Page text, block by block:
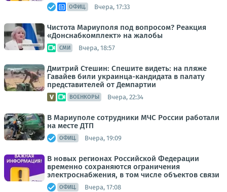
ОФИЦ. Вчера, 17:33
Чистота Мариуполя под вопросом? Реакция
«Донснабкомплект» на жалобы
СМИ Вчера, 18:57
Дмитрий Стешин: Спешите видеть: на пляже
Гавайев били украинца-кандидата в палату
представителей от Демпартии
ВОЕНКОРЫ Вчера, 22:34
В Мариуполе сотрудники МЧС России работали
на месте ДТП
ОФИЦ. Вчера, 19:09
В новых регионах Российской Федерации
временно сохраняются ограничения
электроснабжения, в том числе объектов связи
ОФИЦ. Вчера, 17:08